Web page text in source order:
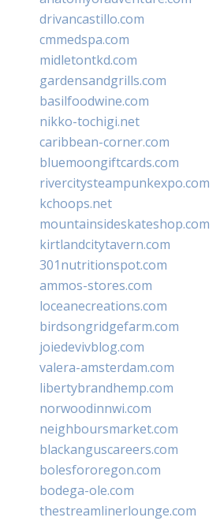
drivancastillo.com
cmmedspa.com
midletontkd.com
gardensandgrills.com
basilfoodwine.com
nikko-tochigi.net
caribbean-corner.com
bluemoongiftcards.com
rivercitysteampunkexpo.com
kchoops.net
mountainsideskateshop.com
kirtlandcitytavern.com
301nutritionspot.com
ammos-stores.com
loceanecreations.com
birdsongridgefarm.com
joiedevivblog.com
valera-amsterdam.com
libertybrandhemp.com
norwoodinnwi.com
neighboursmarket.com
blackanguscareers.com
bolesfororegon.com
bodega-ole.com
thestreamlinerlounge.com